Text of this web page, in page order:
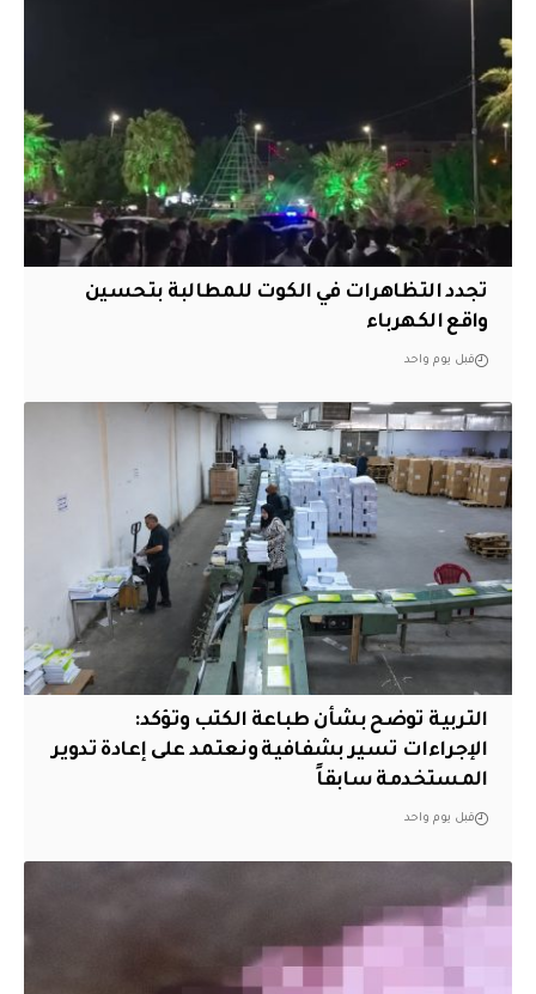
تجدد التظاهرات في الكوت للمطالبة بتحسين
واقع الكهرباء
قبل يوم واحد
التربية توضح بشأن طباعة الكتب وتؤكد:
الإجراءات تسير بشفافية ونعتمد على إعادة تدوير
المستخدمة سابقاً
قبل يوم واحد